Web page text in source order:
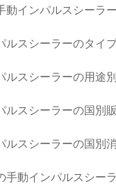
動インパルスシーラ
ルスシーラーのタイ
ルスシーラーの用途
ルスシーラーの国別
ルスシーラーの国別
手動インパルスシー